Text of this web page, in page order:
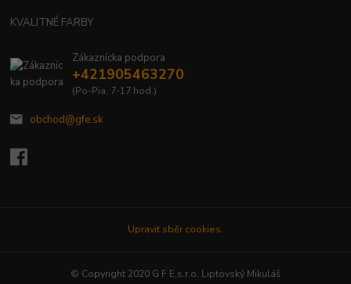
KVALITNÉ FARBY
Zákaznícka podpora
+421905463270
(Po-Pia, 7-17 hod.)
obchod@gfe.sk
Upravit sběr cookies.
© Copyright 2020 G F E,s.r.o. Liptovský Mikuláš